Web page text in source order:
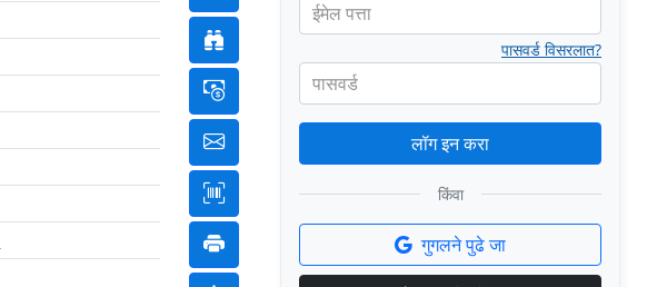
ईमेल पत्ता
पासवर्ड
पासवर्ड विसरलात?
लॉग इन करा
किंवा
गुगलने पुढे जा